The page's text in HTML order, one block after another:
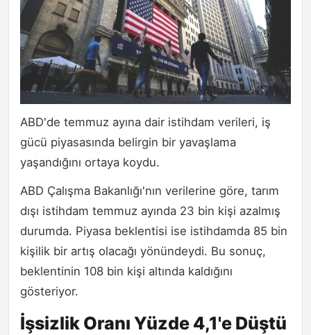
ABD'de temmuz ayına dair istihdam verileri, iş
gücü piyasasında belirgin bir yavaşlama
yaşandığını ortaya koydu.
ABD Çalışma Bakanlığı'nın verilerine göre, tarım
dışı istihdam temmuz ayında 23 bin kişi azalmış
durumda. Piyasa beklentisi ise istihdamda 85 bin
kişilik bir artış olacağı yönündeydi. Bu sonuç,
beklentinin 108 bin kişi altında kaldığını
gösteriyor.
İşsizlik Oranı Yüzde 4,1'e Düştü